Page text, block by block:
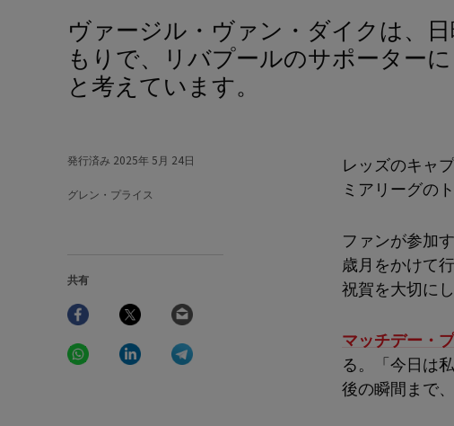
発行済み 2025年 5月 24日
グレン・プライス
共有
Facebook Twitter
WhatsAppLinkedIn
ヴァージル・ヴァン・ダイクは、日曜日にアンフィールドで毎秒楽しむつ
もりで、リバプールのサポーター
と考えています。
レッズのキャ
ミアリーグの
ファンが参加
歳月をかけて
祝賀を大切に
マッチデー・
る。「今日は
後の瞬間まで